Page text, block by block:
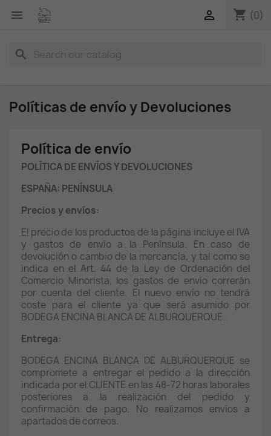
 shopping_cart (0)

search
Políticas de envío y Devoluciones
Política de envío
POLÍTICA DE ENVÍOS Y DEVOLUCIONES
ESPAÑA: PENÍNSULA
Precios y envíos:
El precio de los productos de la página incluye el IVA
y gastos de envío a la Península. En caso de
devolución o cambio de la mercancía, y tal como se
indica en el Art. 44 de la Ley de Ordenación del
Comercio Minorista, los gastos de envío correrán
por cuenta del cliente. El nuevo envío no tendrá
coste para el cliente ya que será asumido por
BODEGA ENCINA BLANCA DE ALBURQUERQUE.
Entrega:
BODEGA ENCINA BLANCA DE ALBURQUERQUE se
compromete a entregar el pedido a la dirección
indicada por el CLIENTE en las 48-72 horas laborales
posteriores a la realización del pedido y
confirmación de pago. No realizamos envíos a
apartados de correos.